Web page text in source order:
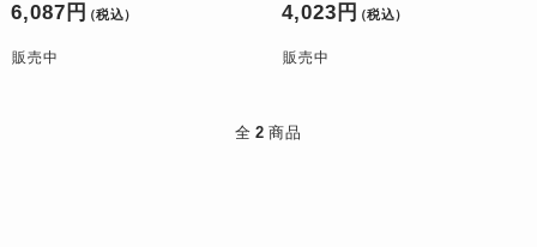
6,087円 （税込）
販売中
4,023円 （税込）
販売中
全 2 商品